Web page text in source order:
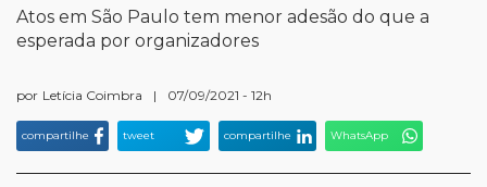
Atos em São Paulo tem menor adesão do que a
esperada por organizadores
por Letícia Coimbra | 07/09/2021 - 12h
compartilhe tweet compartilhe WhatsApp